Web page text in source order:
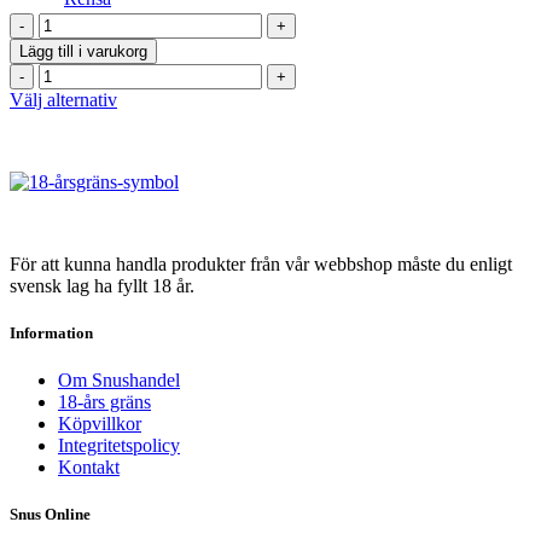
väljas
på
produktsidan
345kr
Lundgrens
Vit
Portion
Stark
mängd
Lägg till i varukorg
Lundgrens
Vit
Portion
Välj alternativDen
flera
alternativen
kan
För att kunna handla produkter från vår webbshop måste du enligt
svensk lag ha fyllt 18 år.
Information
Om Snushandel
18-års gräns
Köpvillkor
Integritetspolicy
Kontakt
Snus Online